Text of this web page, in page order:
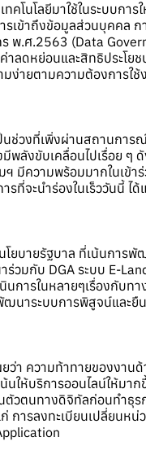
คโนโลยีมาใช้ในระบบกา
เข้าถึงข้อมูลส่วนบุคคล
.ศ.2563 (Data
ลดหย่อนและสิทธิประโ
ายตามความต้องการใช้
นช่วงที่เพิ่งผ่านสถานกา
ลังขับเคลื่อนไปเรื่อย
มีความพร้อมมากในเข้
ที่จะนำร่องในเร็ววันนี้
ยบายรัฐบาล ที่เน้นการ
มกับ DGA ระบบ E-
นการในหลายๆเรื่องกับ
าระบบการพิสูจน์และยื
ยว่า ความท้าทายของงา
ให้บริการออนไลน์ให้มา
ตัวตนทางดิจิทัลก่อนทำธุ
การลงทะเบียนเปลี่ยน